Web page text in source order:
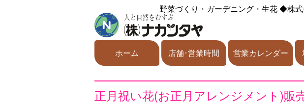
野菜づくり・ガーデニング・生花◆株式
ホーム 店舗･営業時間 営業カレンダー
正月祝い花(お正月アレンジメント)販